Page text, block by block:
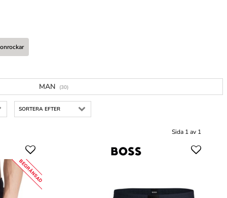
MAN (30)
SORTERA EFTER
Sida 1 av 1
BEGRÄNSAD